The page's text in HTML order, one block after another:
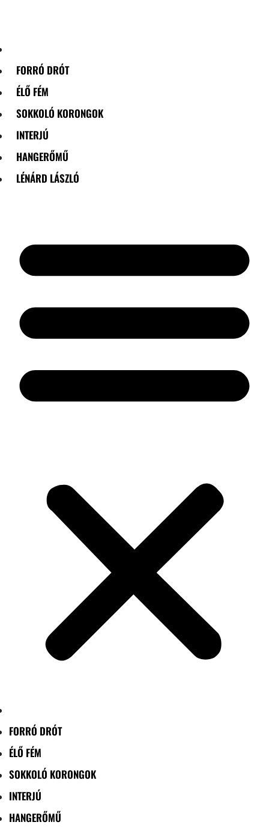
FORRÓ DRÓT
ÉLŐ FÉM
SOKKOLÓ KORONGOK
INTERJÚ
HANGERŐMŰ
LÉNÁRD LÁSZLÓ
FORRÓ DRÓT
ÉLŐ FÉM
SOKKOLÓ KORONGOK
INTERJÚ
HANGERŐMŰ